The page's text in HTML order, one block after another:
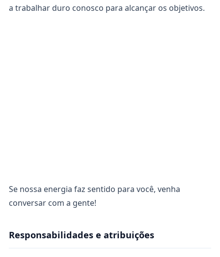
a trabalhar duro conosco para alcançar os objetivos.
Se nossa energia faz sentido para você, venha
conversar com a gente!
Responsabilidades e atribuições